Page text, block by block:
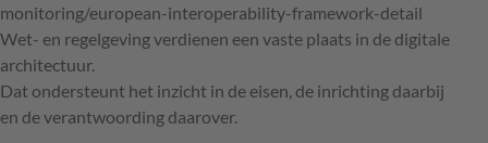
monitoring/european-interoperability-framework-detail
Wet- en regelgeving verdienen een vaste plaats in de digitale
architectuur.
Dat ondersteunt het inzicht in de eisen, de inrichting daarbij
en de verantwoording daarover.